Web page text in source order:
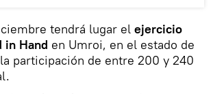
tendrá lugar el ejercicio
in Hand en Umroi, en el estado de
participación de entre 200 y 240